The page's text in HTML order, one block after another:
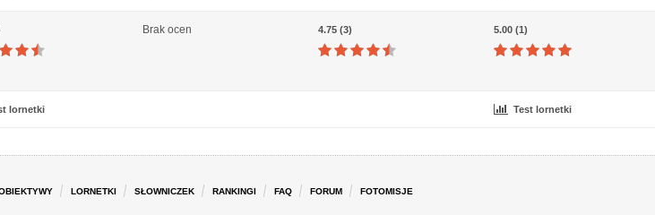
Brak ocen 4.75 (3) 5.00 (1)
lornetki Test lornetki
LORNETKI SŁOWNICZEK RANKINGI FAQ FORUM FOTOMISJE